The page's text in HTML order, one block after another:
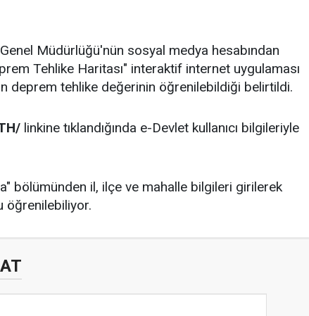
Müdürlüğü'nün sosyal medya hesabından
Tehlike Haritası" interaktif internet uygulaması
deprem tehlike değerinin öğrenilebildiği belirtildi.
linkine tıklandığında e-Devlet kullanıcı bilgileriyle
bölümünden il, ilçe ve mahalle bilgileri girilerek
öğrenilebiliyor.